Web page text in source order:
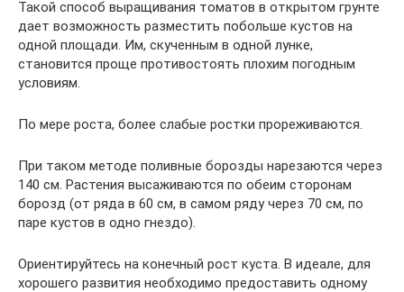
Такой способ выращивания томатов в открытом грунте
дает возможность разместить побольше кустов на
одной площади. Им, скученным в одной лунке,
становится проще противостоять плохим погодным
условиям.
По мере роста, более слабые ростки прореживаются.
При таком методе поливные борозды нарезаются через
140 см. Растения высаживаются по обеим сторонам
борозд (от ряда в 60 см, в самом ряду через 70 см, по
паре кустов в одно гнездо).
Ориентируйтесь на конечный рост куста. В идеале, для
хорошего развития необходимо предоставить одному